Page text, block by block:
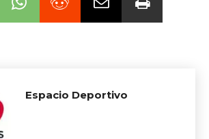
Espacio Deportivo